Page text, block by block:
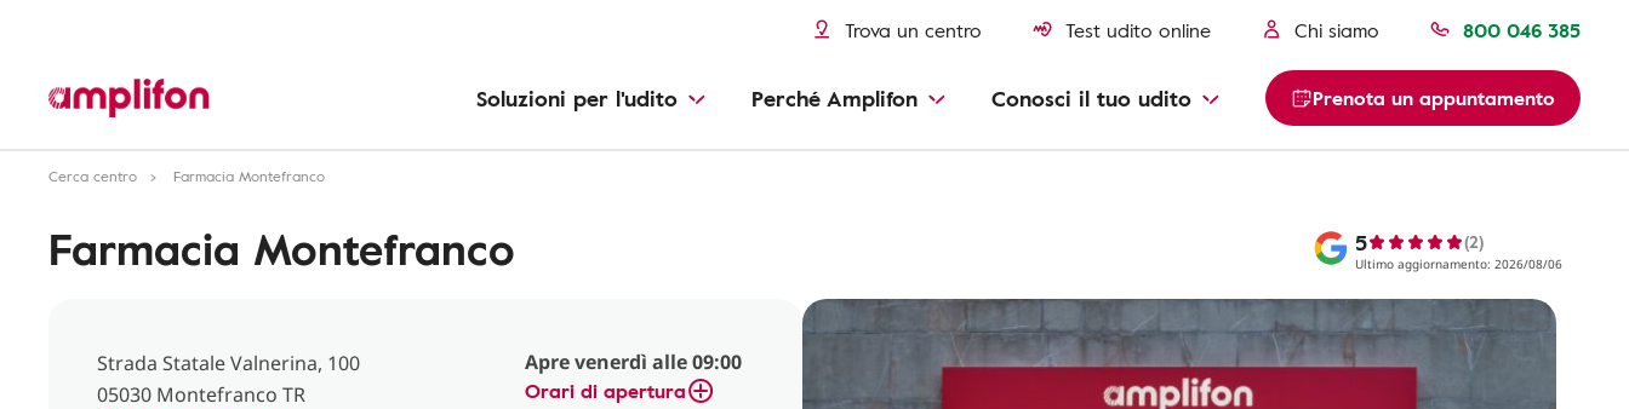
Trova un centro Test udito online Chi siamo 800 046 385
Soluzioni per l'udito Perché Amplifon Conosci il tuo udito Prenota un appuntamento
Cerca centro Farmacia Montefranco
Farmacia Montefranco 5 (2)
Ultimo aggiornamento: 2026/08/06
Strada Statale Valnerina, 100
05030 Montefranco TR
Apre venerdì alle 09:00
Orari di apertura